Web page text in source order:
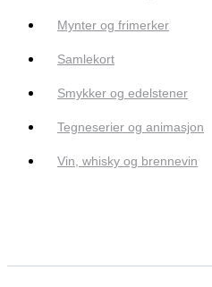
Mynter og frimerker
Samlekort
Smykker og edelstener
Tegneserier og animasjon
Vin, whisky og brennevin